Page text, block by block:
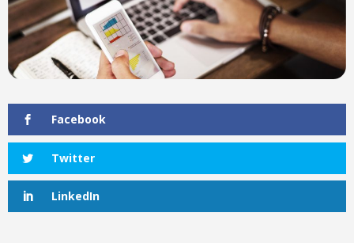
Facebook
Twitter
LinkedIn